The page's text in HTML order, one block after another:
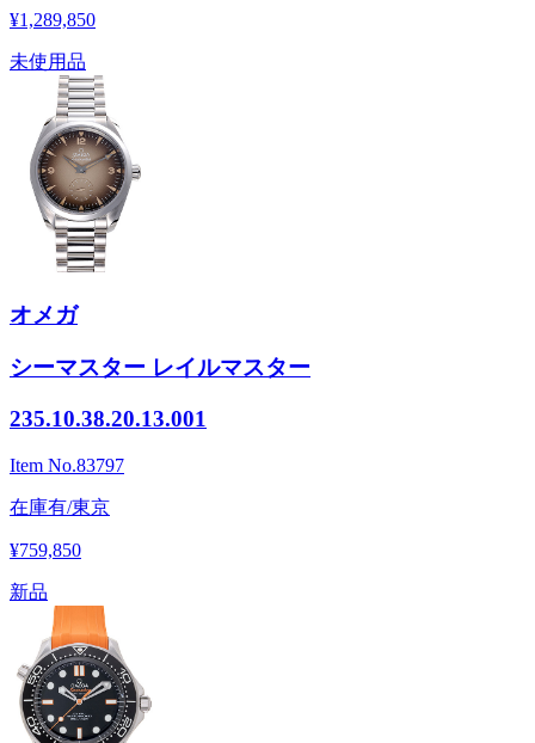
¥1,289,850
未使用品
オメガ
シーマスター レイルマスター
235.10.38.20.13.001
Item No.83797
在庫有/東京
¥759,850
新品